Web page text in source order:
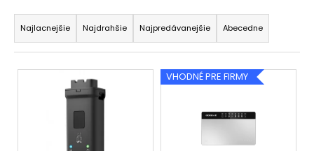
R
a
d
e
Najlacnejšie Najdrahšie Najpredávanejšie Abecedne
V VHODNÉ PRE FIRMY
O
d
p
o
r